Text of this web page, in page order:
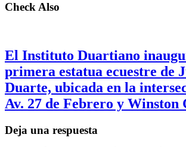
Check Also
El Instituto Duartiano
primera estatua ecuestre de
Duarte, ubicada en la
Av. 27 de Febrero y
Deja una respuesta